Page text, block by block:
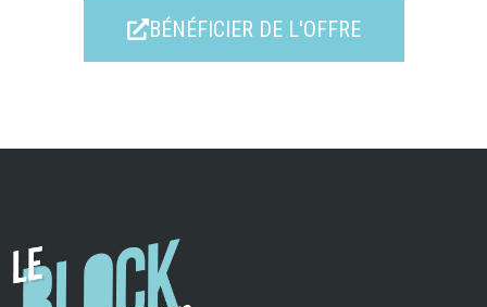
BÉNÉFICIER DE L'OFFRE